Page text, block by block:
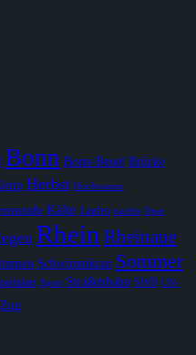
Bonn Bonn-Beuel Brücke
Herbst Hochwasser
Kälte Laufen nachts Oper
Rhein Rheinaue
Schwimmkran Sommer
Sport Straßenbahn SWB UN-
Zug